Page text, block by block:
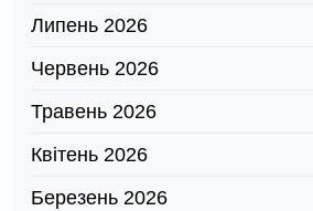
Липень 2026
Червень 2026
Травень 2026
Квітень 2026
Березень 2026